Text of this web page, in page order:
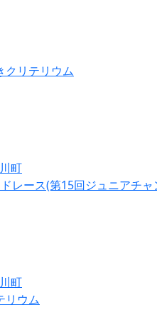
クリテリウム
町
レース(第15回ジュニアチャ
町
リウム